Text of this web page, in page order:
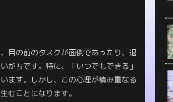
目の前のタスクが面倒であったり、退
がちです。特に、「いつでもできる」
ます。しかし、この心理が積み重なる
むことになります。